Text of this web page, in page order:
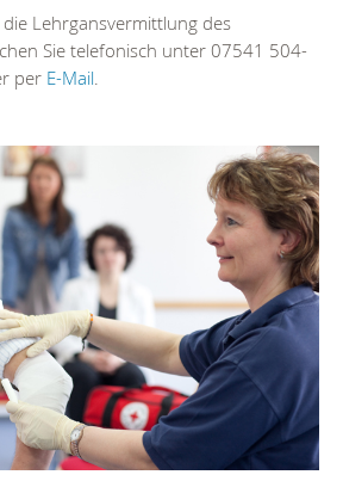
Lehrgansvermittlung des
Sie telefonisch unter 07541 504-
per E-Mail